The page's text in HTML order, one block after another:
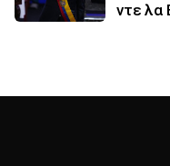
ντε λα